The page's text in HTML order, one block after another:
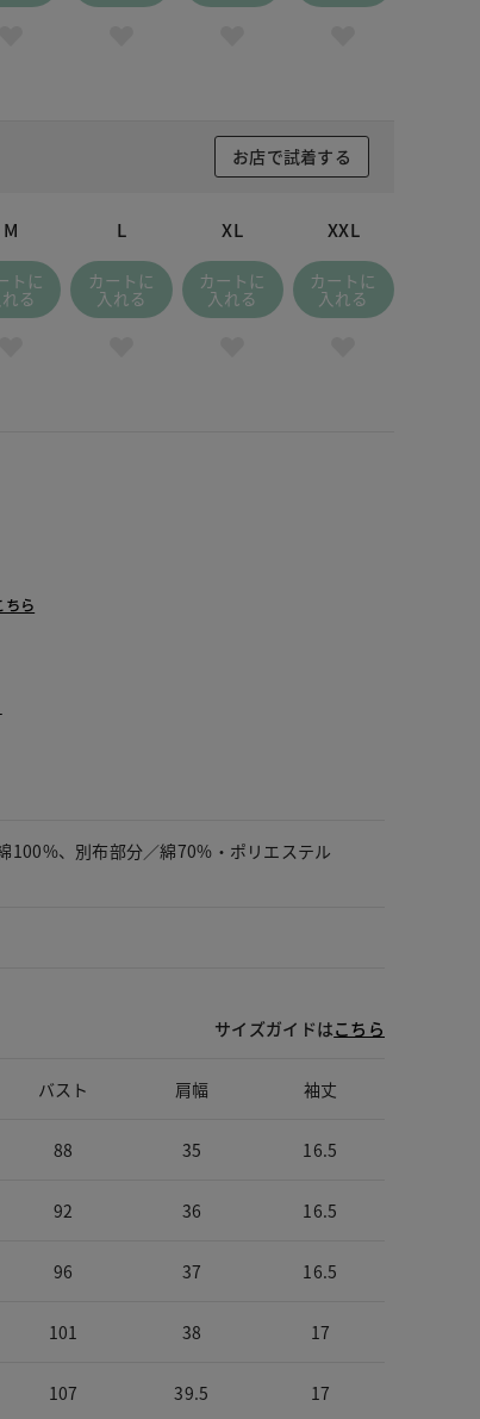
お店で試着する
M
トに
る
L
カートに
入れる
XL
カートに
入れる
XXL
カートに
入れる
ちら
100%、別布部分／綿70%・ポリエステル
サイズガイドはこちら
バスト 肩幅 袖丈
88 35 16.5
92 36 16.5
96 37 16.5
101 38 17
107 39.5 17